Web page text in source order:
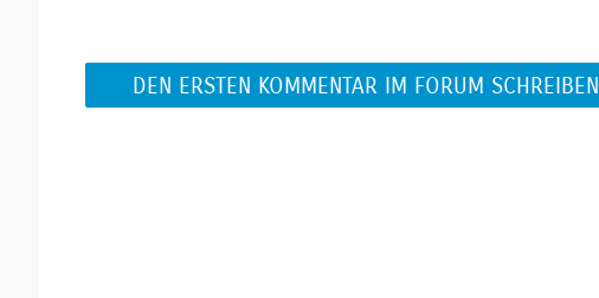
DEN ERSTEN KOMMENTAR IM FORUM SCHREIBEN